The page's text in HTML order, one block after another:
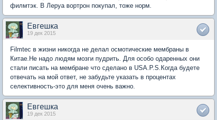
филмтэк. В Леруа вортрон покупал, тоже норм.
Евгешка
19 дек 2015
Filmtec в жизни никогда не делал осмотические мембраны в
Китае.Не надо людям мозги пудрить. Для особо одаренных они
стали писать на мембране что сделано в USA.P.S.Когда будете
отвечать на мой ответ, не забудьте указать в процентах
селективность-это для меня очень важно.
Евгешка
19 дек 2015